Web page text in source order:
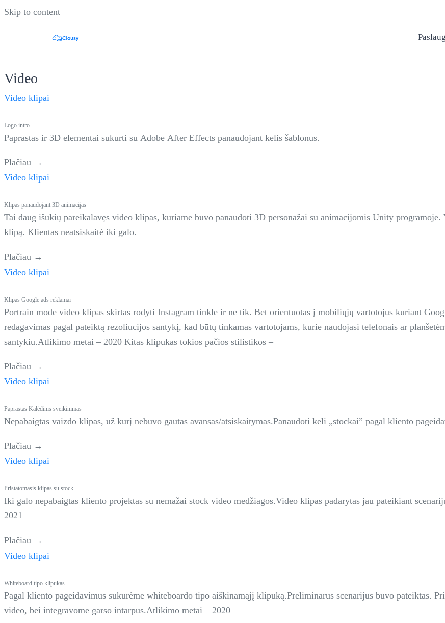
Skip to content
Video
Video klipai
Logo intro
Paprastas ir 3D elementai sukurti su Adobe After Effects panaudojant kelis šablonus.
Plačiau →
Video klipai
Klipas panaudojant 3D animacijas
Tai daug išūkių pareikalavęs video klipas, kuriame buvo panaudoti 3D personažai su animacijomis Unity
klipą. Klientas neatsiskaitė iki galo.
Plačiau →
Video klipai
Klipas Google ads reklamai
Portrain mode video klipas skirtas rodyti Instagram tinkle ir ne tik. Bet orientuotas į mobiliųjų vartotojus kuriant
redagavimas pagal pateiktą rezoliucijos santykį, kad būtų tinkamas vartotojams, kurie naudojasi telefonais ar
santykiu.Atlikimo metai – 2020 Kitas klipukas tokios pačios stilistikos –
Plačiau →
Video klipai
Paprastas Kalėdinis sveikinimas
Nepabaigtas vaizdo klipas, už kurį nebuvo gautas avansas/atsiskaitymas.Panaudoti keli „stockai” pagal kliento
Plačiau →
Video klipai
Pristatomasis klipas su stock
Iki galo nepabaigtas kliento projektas su nemažai stock video medžiagos.Video klipas padarytas jau pateikiant
2021
Plačiau →
Video klipai
Whiteboard tipo klipukas
Pagal kliento pageidavimus sukūrėme whiteboardo tipo aiškinamąjį klipuką.Preliminarus scenarijus buvo pateiktas.
video, bei integravome garso intarpus.Atlikimo metai – 2020